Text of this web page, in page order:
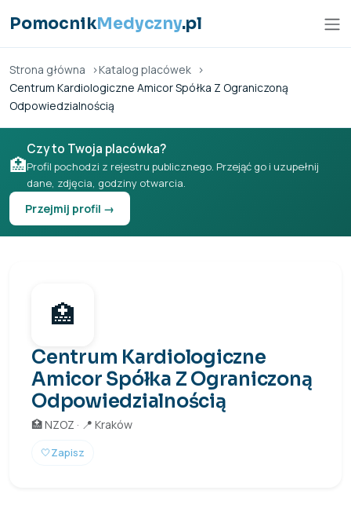
PomocnikMedyczny.pl
Strona główna
Katalog placówek
Centrum Kardiologiczne Amicor Spółka Z Ograniczoną
Odpowiedzialnością
🏥
Czy to Twoja placówka?
Profil pochodzi z rejestru publicznego. Przejąć go i uzupełnij
dane, zdjęcia, godziny otwarcia.
Przejmij profil →
🏥
Centrum Kardiologiczne
Amicor Spółka Z Ograniczoną
Odpowiedzialnością
🏥 NZOZ · 📍 Kraków
🤍Zapisz